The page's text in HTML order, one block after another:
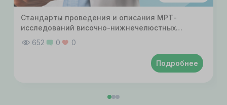
Стандарты проведения и описания МРТ-
исследований височно-нижнечелюстных
суставов
652 0 0
Подробнее
Настроить